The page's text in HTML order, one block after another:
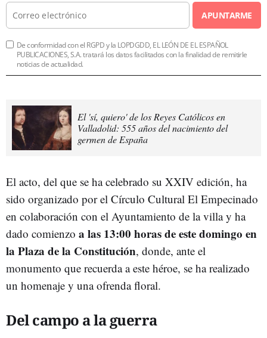
APUNTARME
De conformidad con el RGPD y la LOPDGDD, EL LEÓN DE EL ESPAÑOL
PUBLICACIONES, S.A. tratará los datos facilitados con la finalidad de remitirle
noticias de actualidad.
El 'sí, quiero' de los Reyes Católicos en
Valladolid: 555 años del nacimiento del
germen de España
El acto, del que se ha celebrado su XXIV edición, ha
sido organizado por el Círculo Cultural El Empecinado
en colaboración con el Ayuntamiento de la villa y ha
dado comienzo a las 13:00 horas de este domingo en
la Plaza de la Constitución, donde, ante el
monumento que recuerda a este héroe, se ha realizado
un homenaje y una ofrenda floral.
Del campo a la guerra